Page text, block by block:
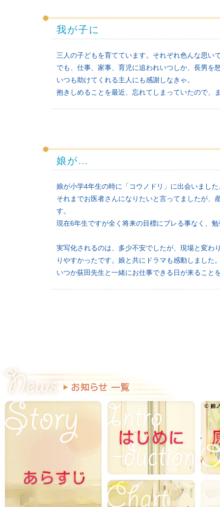
我が子に
三人の子どもを育てています。それぞれ色んな思い
でも、仕事、家事、育児に追われいつしか、長男を
いつも助けてくれる主人にも感謝しなきゃ。
抱きしめることを最近、忘れてしまっていたので、
娘が…
娘が小学4年生の時に「コウノドリ」に出会いました
それまでお医者さんになりたいと言ってましたが、
す。
現在6年生ですが全く将来の目標にブレる事なく、
実写化されるのは、多少不安でしたが、現場と変わ
りやすかったです。娘と共にドラマも感動しました
いつか荻田先生と一緒にお仕事できる日が来ること